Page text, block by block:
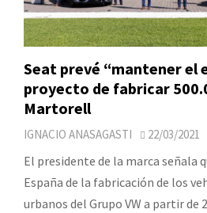
Seat prevé “mantener el
proyecto de fabricar
Martorell
IGNACIO ANASAGASTI 22/03/2021
El presidente de la marca señala
España de la fabricación de los
urbanos del Grupo VW a partir de